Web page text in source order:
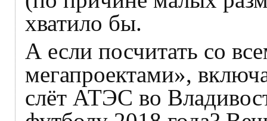
хватило бы.
А если посчитать со
мегапроектами»,
слёт АТЭС во